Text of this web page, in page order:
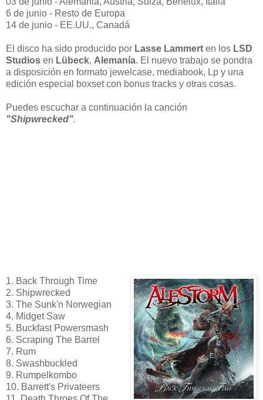
6 de junio - Resto de Europa
14 de junio - EE.UU., Canadá
El disco ha sido producido por Lasse Lammert en los LSD
Studios en Lübeck, Alemanía. El nuevo trabajo se pondra
a disposición en formato jewelcase, mediabook, Lp y una
edición especial boxset con bonus tracks y otras cosas.
Puedes escuchar a continuación la canción
"Shipwrecked".
1. Back Through Time
2. Shipwrecked
3. The Sunk'n Norwegian
4. Midget Saw
5. Buckfast Powersmash
6. Scraping The Barrel
7. Rum
8. Swashbuckled
9. Rumpelkombo
10. Barrett's Privateers